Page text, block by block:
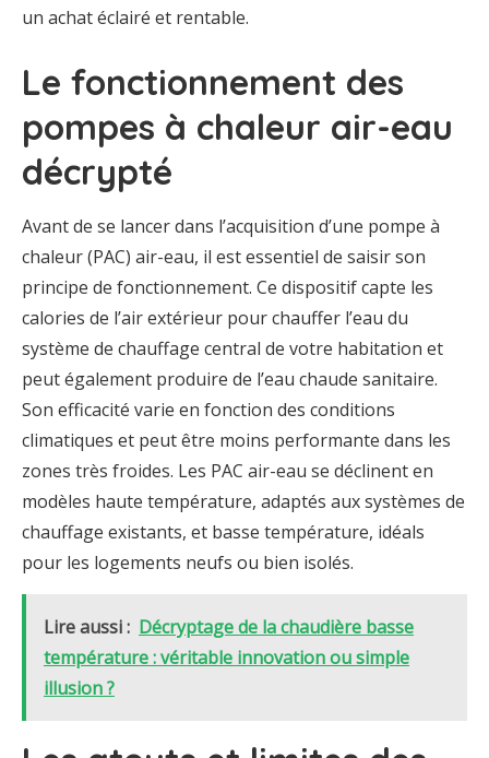
un achat éclairé et rentable.
Le fonctionnement des
pompes à chaleur air-eau
décrypté
Avant de se lancer dans l’acquisition d’une pompe à
chaleur (PAC) air-eau, il est essentiel de saisir son
principe de fonctionnement. Ce dispositif capte les
calories de l’air extérieur pour chauffer l’eau du
système de chauffage central de votre habitation et
peut également produire de l’eau chaude sanitaire.
Son efficacité varie en fonction des conditions
climatiques et peut être moins performante dans les
zones très froides. Les PAC air-eau se déclinent en
modèles haute température, adaptés aux systèmes de
chauffage existants, et basse température, idéals
pour les logements neufs ou bien isolés.
Lire aussi : Décryptage de la chaudière basse
température : véritable innovation ou simple
illusion ?